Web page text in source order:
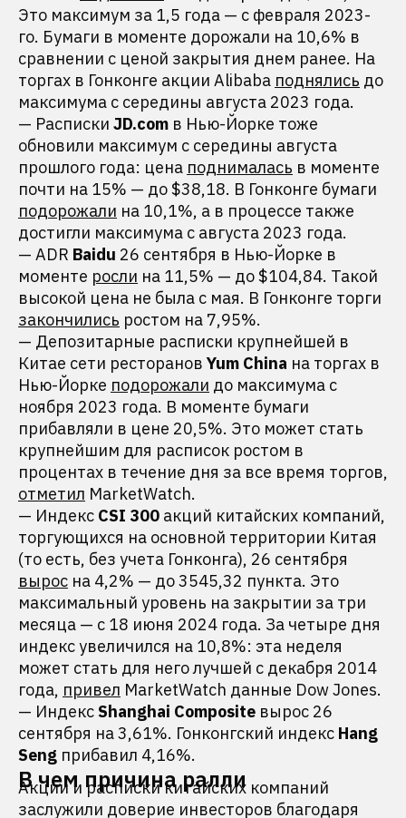
Это максимум за 1,5 года — с февраля 2023-
го. Бумаги в моменте дорожали на 10,6% в
сравнении с ценой закрытия днем ранее. На
торгах в Гонконге акции Alibaba поднялись до
максимума с середины августа 2023 года.
— Расписки JD.com в Нью-Йорке тоже
обновили максимум с середины августа
прошлого года: цена поднималась в моменте
почти на 15% — до $38,18. В Гонконге бумаги
подорожали на 10,1%, а в процессе также
достигли максимума с августа 2023 года.
— ADR Baidu 26 сентября в Нью-Йорке в
моменте росли на 11,5% — до $104,84. Такой
высокой цена не была с мая. В Гонконге торги
закончились ростом на 7,95%.
— Депозитарные расписки крупнейшей в
Китае сети ресторанов Yum China на торгах в
Нью-Йорке подорожали до максимума с
ноября 2023 года. В моменте бумаги
прибавляли в цене 20,5%. Это может стать
крупнейшим для расписок ростом в
процентах в течение дня за все время торгов,
отметил MarketWatch.
— Индекс CSI 300 акций китайских компаний,
торгующихся на основной территории Китая
(то есть, без учета Гонконга), 26 сентября
вырос на 4,2% — до 3545,32 пункта. Это
максимальный уровень на закрытии за три
месяца — с 18 июня 2024 года. За четыре дня
индекс увеличился на 10,8%: эта неделя
может стать для него лучшей с декабря 2014
года, привел MarketWatch данные Dow Jones.
— ИндексShanghai Composite вырос 26
сентября на 3,61%. Гонконгский индекс Hang
Seng прибавил 4,16%.
В чем причина ралли
Акции и расписки китайских компаний
заслужили доверие инвесторов благодаря